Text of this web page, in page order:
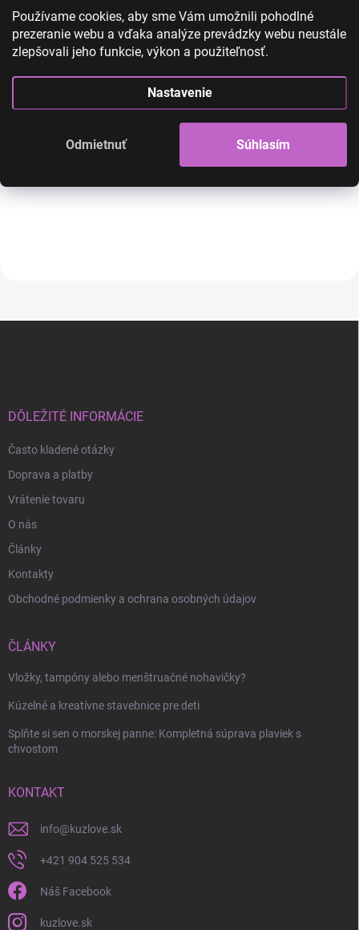
Používame cookies, aby sme Vám umožnili pohodlné
prezeranie webu a vďaka analýze prevádzky webu neustále
zlepšovali jeho funkcie, výkon a použiteľnosť.
Nastavenie
Odmietnuť Súhlasím
Balónový nápis Happy
Birthday- farebný
10,00 € 4,90 €
balóny na oslavu či párty
10,00 € 4,90 €
DÔLEŽITÉ INFORMÁCIE
Často kladené otázky
Doprava a platby
Vrátenie tovaru
O nás
Články
Kontakty
Obchodné podmienky a ochrana osobných údajov
ČLÁNKY
Vložky, tampóny alebo menštruačné nohavičky?
Kúzelné a kreatívne stavebnice pre deti
Splňte si sen o morskej panne: Kompletná súprava plaviek s
chvostom
KONTAKT
info@kuzlove.sk
+421 904 525 534
Náš Facebook
kuzlove.sk